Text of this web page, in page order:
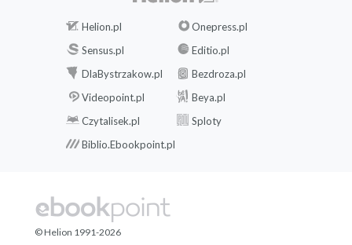
Helion.pl
Onepress.pl
Sensus.pl
Editio.pl
DlaBystrzakow.pl
Bezdroza.pl
Videopoint.pl
Beya.pl
Czytalisek.pl
Sploty
Biblio.Ebookpoint.pl
© Helion 1991-2026